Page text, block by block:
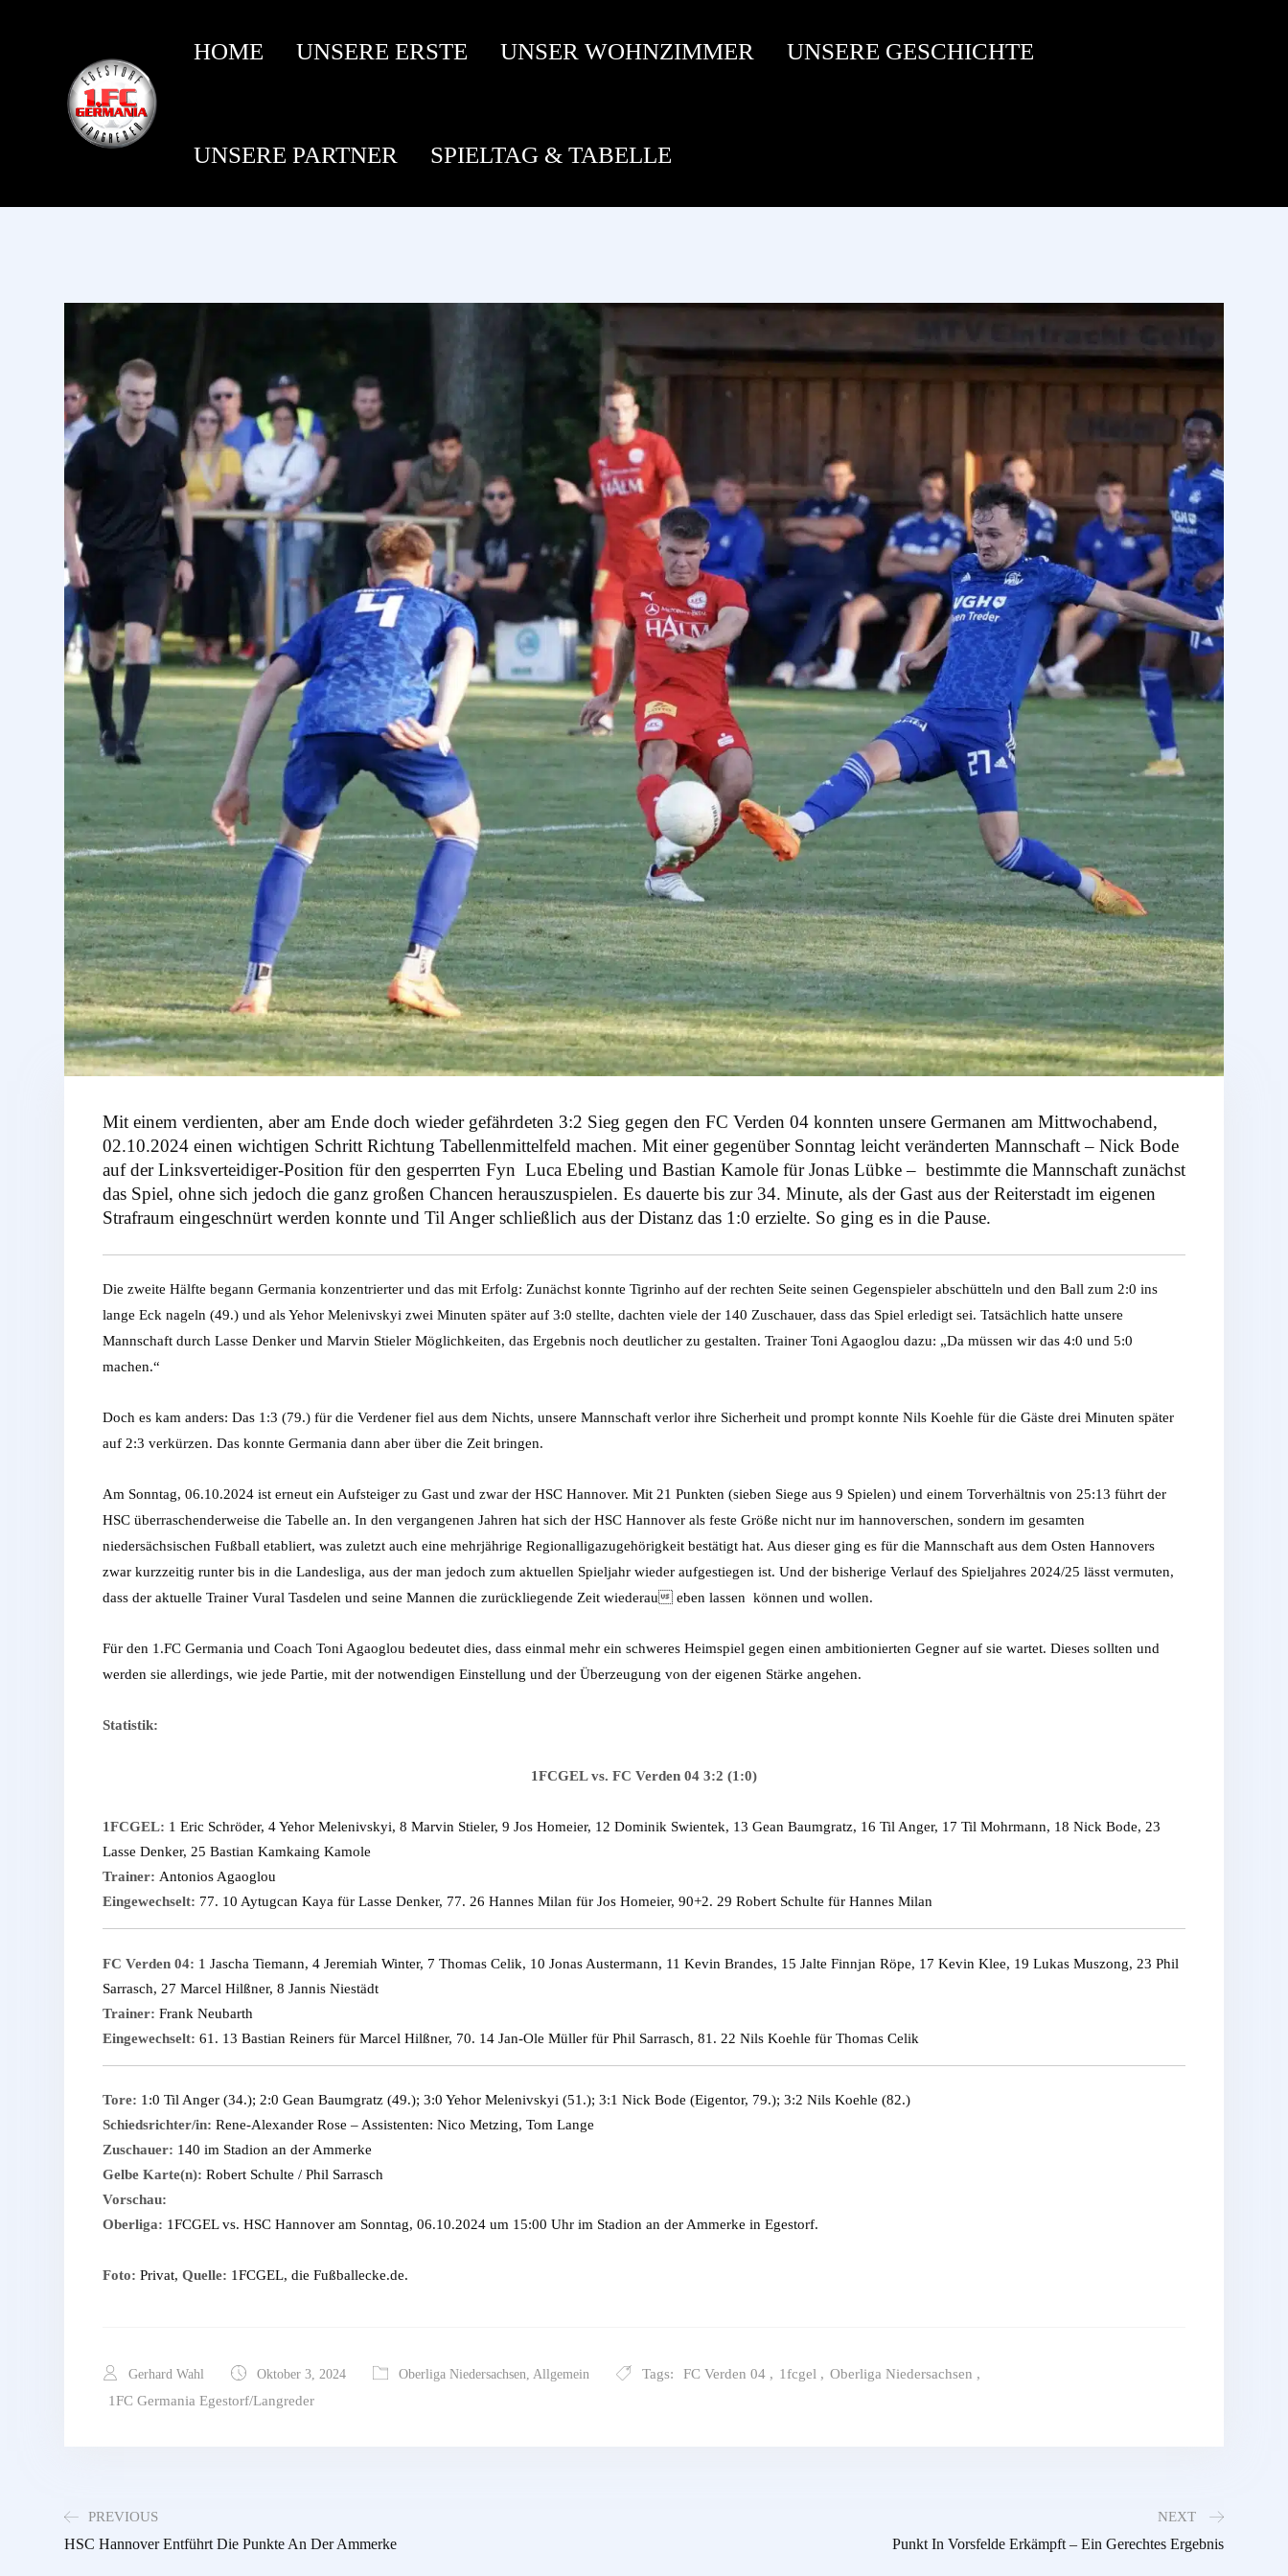
HOME UNSERE ERSTE UNSER WOHNZIMMER UNSERE GESCHICHTE
UNSERE PARTNER SPIELTAG & TABELLE
Mit einem verdienten, aber am Ende doch wieder gefährdeten 3:2 Sieg gegen den FC Verden 04 konnten unsere Germanen am Mittwochabend,
02.10.2024 einen wichtigen Schritt Richtung Tabellenmittelfeld machen. Mit einer gegenüber Sonntag leicht veränderten Mannschaft – Nick Bode
auf der Linksverteidiger-Position für den gesperrten Fyn Luca Ebeling und Bastian Kamole für Jonas Lübke – bestimmte die Mannschaft zunächst
das Spiel, ohne sich jedoch die ganz großen Chancen herauszuspielen. Es dauerte bis zur 34. Minute, als der Gast aus der Reiterstadt im eigenen
Strafraum eingeschnürt werden konnte und Til Anger schließlich aus der Distanz das 1:0 erzielte. So ging es in die Pause.
Die zweite Hälfte begann Germania konzentrierter und das mit Erfolg: Zunächst konnte Tigrinho auf der rechten Seite seinen Gegenspieler abschütteln und den Ball zum 2:0 ins
lange Eck nageln (49.) und als Yehor Melenivskyi zwei Minuten später auf 3:0 stellte, dachten viele der 140 Zuschauer, dass das Spiel erledigt sei. Tatsächlich hatte unsere
Mannschaft durch Lasse Denker und Marvin Stieler Möglichkeiten, das Ergebnis noch deutlicher zu gestalten. Trainer Toni Agaoglou dazu: „Da müssen wir das 4:0 und 5:0
machen.“
Doch es kam anders: Das 1:3 (79.) für die Verdener fiel aus dem Nichts, unsere Mannschaft verlor ihre Sicherheit und prompt konnte Nils Koehle für die Gäste drei Minuten später
auf 2:3 verkürzen. Das konnte Germania dann aber über die Zeit bringen.
Am Sonntag, 06.10.2024 ist erneut ein Aufsteiger zu Gast und zwar der HSC Hannover. Mit 21 Punkten (sieben Siege aus 9 Spielen) und einem Torverhältnis von 25:13 führt der
HSC überraschenderweise die Tabelle an. In den vergangenen Jahren hat sich der HSC Hannover als feste Größe nicht nur im hannoverschen, sondern im gesamten
niedersächsischen Fußball etabliert, was zuletzt auch eine mehrjährige Regionalligazugehörigkeit bestätigt hat. Aus dieser ging es für die Mannschaft aus dem Osten Hannovers
zwar kurzzeitig runter bis in die Landesliga, aus der man jedoch zum aktuellen Spieljahr wieder aufgestiegen ist. Und der bisherige Verlauf des Spieljahres 2024/25 lässt vermuten,
dass der aktuelle Trainer Vural Tasdelen und seine Mannen die zurückliegende Zeit wiederau eben lassen können und wollen.
Für den 1.FC Germania und Coach Toni Agaoglou bedeutet dies, dass einmal mehr ein schweres Heimspiel gegen einen ambitionierten Gegner auf sie wartet. Dieses sollten und
werden sie allerdings, wie jede Partie, mit der notwendigen Einstellung und der Überzeugung von der eigenen Stärke angehen.
Statistik:
1FCGEL vs. FC Verden 04 3:2 (1:0)
1FCGEL: 1 Eric Schröder, 4 Yehor Melenivskyi, 8 Marvin Stieler, 9 Jos Homeier, 12 Dominik Swientek, 13 Gean Baumgratz, 16 Til Anger, 17 Til Mohrmann, 18 Nick Bode, 23
Lasse Denker, 25 Bastian Kamkaing Kamole
Trainer: Antonios Agaoglou
Eingewechselt: 77. 10 Aytugcan Kaya für Lasse Denker, 77. 26 Hannes Milan für Jos Homeier, 90+2. 29 Robert Schulte für Hannes Milan
FC Verden 04: 1 Jascha Tiemann, 4 Jeremiah Winter, 7 Thomas Celik, 10 Jonas Austermann, 11 Kevin Brandes, 15 Jalte Finnjan Röpe, 17 Kevin Klee, 19 Lukas Muszong, 23 Phil
Sarrasch, 27 Marcel Hilßner, 8 Jannis Niestädt
Trainer: Frank Neubarth
Eingewechselt: 61. 13 Bastian Reiners für Marcel Hilßner, 70. 14 Jan-Ole Müller für Phil Sarrasch, 81. 22 Nils Koehle für Thomas Celik
Tore: 1:0 Til Anger (34.); 2:0 Gean Baumgratz (49.); 3:0 Yehor Melenivskyi (51.); 3:1 Nick Bode (Eigentor, 79.); 3:2 Nils Koehle (82.)
Schiedsrichter/in: Rene-Alexander Rose – Assistenten: Nico Metzing, Tom Lange
Zuschauer: 140 im Stadion an der Ammerke
Gelbe Karte(n): Robert Schulte / Phil Sarrasch
Vorschau:
Oberliga: 1FCGEL vs. HSC Hannover am Sonntag, 06.10.2024 um 15:00 Uhr im Stadion an der Ammerke in Egestorf.
Foto: Privat, Quelle: 1FCGEL, die Fußballecke.de.
Gerhard Wahl Oktober 3, 2024 Oberliga Niedersachsen, Allgemein Tags: FC Verden 04 , 1fcgel , Oberliga Niedersachsen ,
1FC Germania Egestorf/Langreder
PREVIOUS
HSC Hannover Entführt Die Punkte An Der Ammerke
NEXT
Punkt In Vorsfelde Erkämpft – Ein Gerechtes Ergebnis